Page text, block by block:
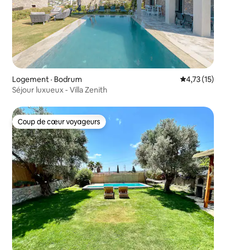
Logement · Bodrum Note
4,73 (15)
Séjour luxueux - Villa Zenith
Coup de cœur voyageurs
Coup de cœur voyageurs